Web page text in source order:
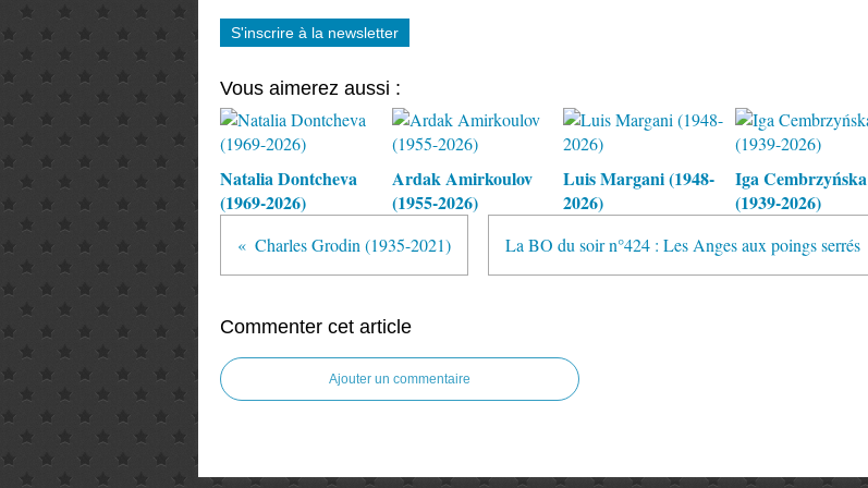
S'inscrire à la newsletter
Vous aimerez aussi :
Natalia Dontcheva
(1969-2026)
Ardak Amirkoulov
(1955-2026)
Luis Margani (1948-
2026)
Iga Cembrzyńska
(1939-2026)
Charles Grodin (1935-2021) La BO du soir n°424 : Les Anges aux poings serrés
Commenter cet article
Ajouter un commentaire